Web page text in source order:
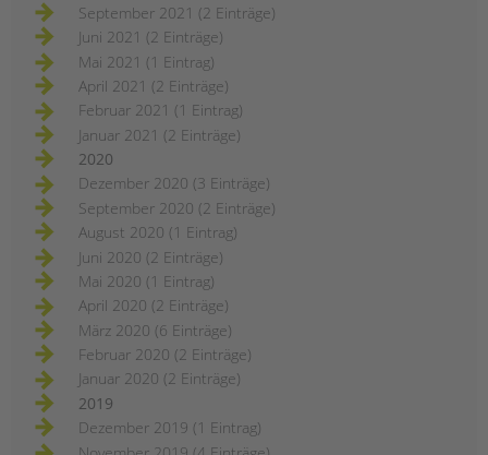
September 2021 (2 Einträge)
Juni 2021 (2 Einträge)
Mai 2021 (1 Eintrag)
April 2021 (2 Einträge)
Februar 2021 (1 Eintrag)
Januar 2021 (2 Einträge)
2020
Dezember 2020 (3 Einträge)
September 2020 (2 Einträge)
August 2020 (1 Eintrag)
Juni 2020 (2 Einträge)
Mai 2020 (1 Eintrag)
April 2020 (2 Einträge)
März 2020 (6 Einträge)
Februar 2020 (2 Einträge)
Januar 2020 (2 Einträge)
2019
Dezember 2019 (1 Eintrag)